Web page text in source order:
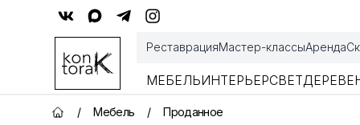
РеставрацияМастер-классыАренда
МЕБЕЛЬИНТЕРЬЕРСВЕТ
Главная страница
/ Мебель / Проданное